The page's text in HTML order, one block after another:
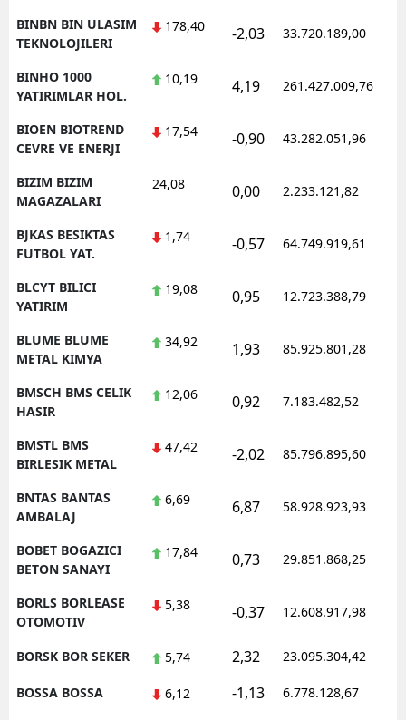
BINBN BIN ULASIM
TEKNOLOJILERI
178,40 -2,03 33.720.189,00
BINHO 1000
YATIRIMLAR HOL.
10,19 4,19 261.427.009,76
BIOEN BIOTREND
CEVRE VE ENERJI
17,54 -0,90 43.282.051,96
BIZIM BIZIM
MAGAZALARI
24,08 0,00 2.233.121,82
BJKAS BESIKTAS
FUTBOL YAT.
1,74 -0,57 64.749.919,61
BLCYT BILICI
YATIRIM
19,08 0,95 12.723.388,79
BLUME BLUME
METAL KIMYA
34,92 1,93 85.925.801,28
BMSCH BMS CELIK
HASIR
12,06 0,92 7.183.482,52
BMSTL BMS
BIRLESIK METAL
47,42 -2,02 85.796.895,60
BNTAS BANTAS
AMBALAJ
6,69 6,87 58.928.923,93
BOBET BOGAZICI
BETON SANAYI
17,84 0,73 29.851.868,25
BORLS BORLEASE
OTOMOTIV
5,38 -0,37 12.608.917,98
BORSK BOR SEKER 5,74 2,32 23.095.304,42
BOSSA BOSSA 6,12 -1,13 6.778.128,67